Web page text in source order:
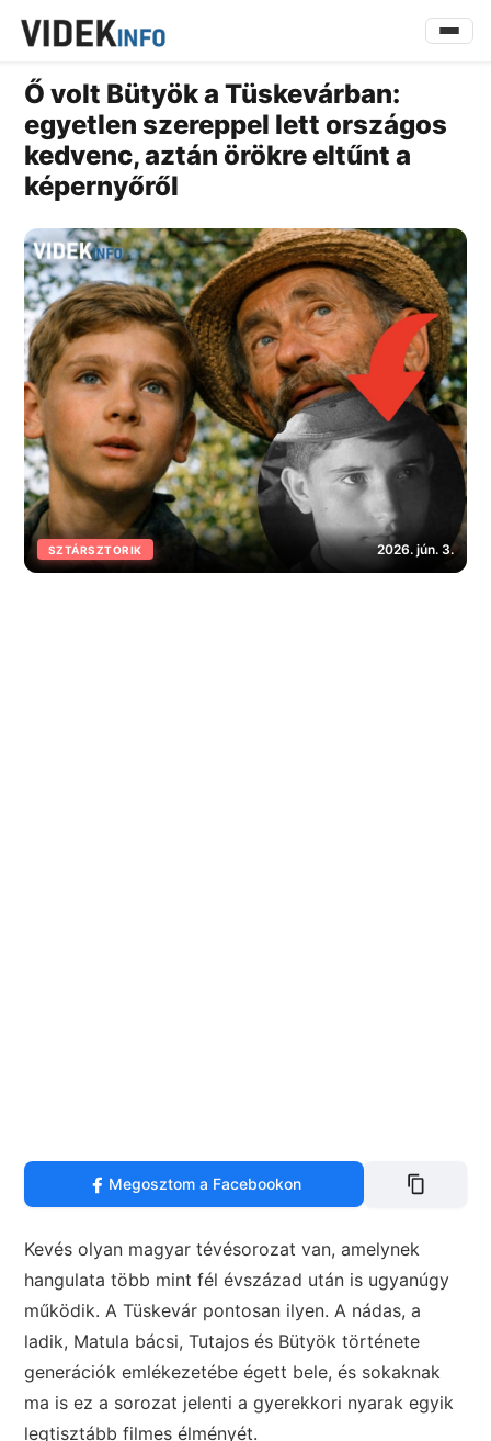
Ő volt Bütyök a Tüskevárban:
egyetlen szereppel lett országos
kedvenc, aztán örökre eltűnt a
képernyőről
SZTÁRSZTORIK 2026. jún. 3.
Megosztom a Facebookon
Kevés olyan magyar tévésorozat van, amelynek
hangulata több mint fél évszázad után is ugyanúgy
működik. A Tüskevár pontosan ilyen. A nádas, a
ladik, Matula bácsi, Tutajos és Bütyök története
generációk emlékezetébe égett bele, és sokaknak
ma is ez a sorozat jelenti a gyerekkori nyarak egyik
legtisztább filmes élményét.